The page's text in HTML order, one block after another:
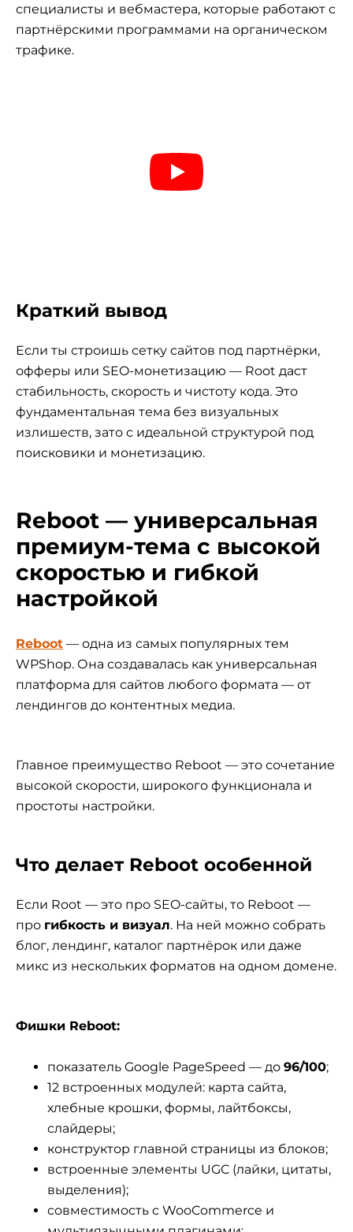
специалисты и вебмастера, которые работают с
партнёрскими программами на органическом
трафике.
Краткий вывод
Если ты строишь сетку сайтов под партнёрки,
офферы или SEO-монетизацию — Root даст
стабильность, скорость и чистоту кода. Это
фундаментальная тема без визуальных
излишеств, зато с идеальной структурой под
поисковики и монетизацию.
Reboot — универсальная
премиум-тема с высокой
скоростью и гибкой
настройкой
Reboot — одна из самых популярных тем
WPShop. Она создавалась как универсальная
платформа для сайтов любого формата — от
лендингов до контентных медиа.
Главное преимущество Reboot — это сочетание
высокой скорости, широкого функционала и
простоты настройки.
Что делает Reboot особенной
Если Root — это про SEO-сайты, то Reboot —
про гибкость и визуал. На ней можно собрать
блог, лендинг, каталог партнёрок или даже
микс из нескольких форматов на одном домене.
Фишки Reboot:
показатель Google PageSpeed — до 96/100;
12 встроенных модулей: карта сайта,
хлебные крошки, формы, лайтбоксы,
слайдеры;
конструктор главной страницы из блоков;
встроенные элементы UGC (лайки, цитаты,
выделения);
совместимость с WooCommerce и